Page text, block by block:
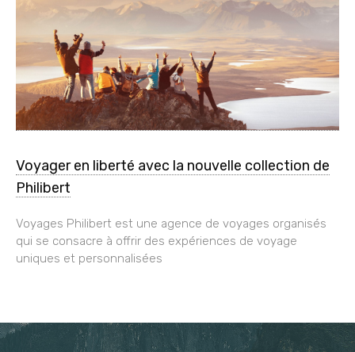
Voyager en liberté avec la nouvelle collection de
Philibert
Voyages Philibert est une agence de voyages organisés
qui se consacre à offrir des expériences de voyage
uniques et personnalisées